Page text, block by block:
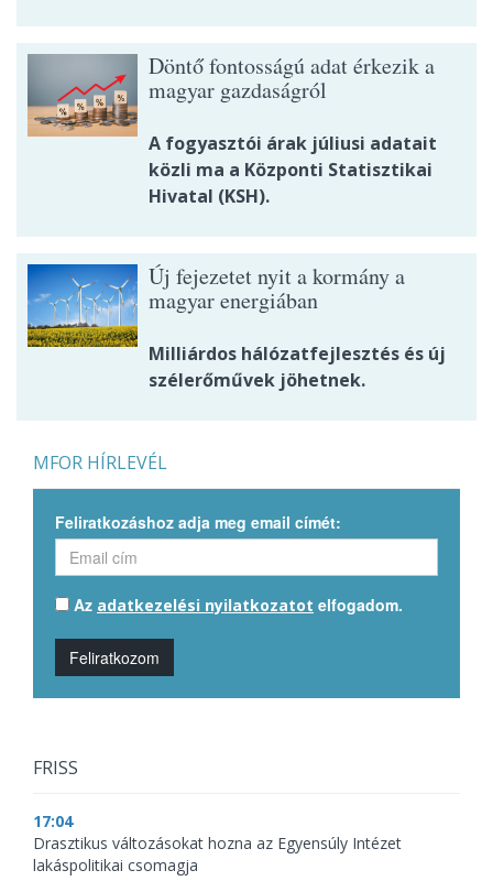
Döntő fontosságú adat érkezik a
magyar gazdaságról
A fogyasztói árak júliusi adatait
közli ma a Központi Statisztikai
Hivatal (KSH).
Új fejezetet nyit a kormány a
magyar energiában
Milliárdos hálózatfejlesztés és új
szélerőművek jöhetnek.
MFOR HÍRLEVÉL
Feliratkozáshoz adja meg email címét:
Az adatkezelési nyilatkozatot elfogadom.
Feliratkozom
FRISS
17:04
Drasztikus változásokat hozna az Egyensúly Intézet
lakáspolitikai csomagja